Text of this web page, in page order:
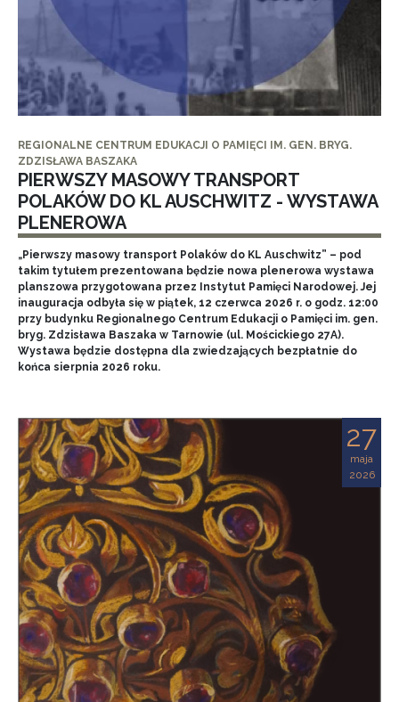
REGIONALNE CENTRUM EDUKACJI O PAMIĘCI IM. GEN. BRYG.
ZDZISŁAWA BASZAKA
PIERWSZY MASOWY TRANSPORT
POLAKÓW DO KL AUSCHWITZ - WYSTAWA
PLENEROWA
„Pierwszy masowy transport Polaków do KL Auschwitz” – pod
takim tytułem prezentowana będzie nowa plenerowa wystawa
planszowa przygotowana przez Instytut Pamięci Narodowej. Jej
inauguracja odbyła się w piątek, 12 czerwca 2026 r. o godz. 12:00
przy budynku Regionalnego Centrum Edukacji o Pamięci im. gen.
bryg. Zdzisława Baszaka w Tarnowie (ul. Mościckiego 27A).
Wystawa będzie dostępna dla zwiedzających bezpłatnie do
końca sierpnia 2026 roku.
27
maja
2026